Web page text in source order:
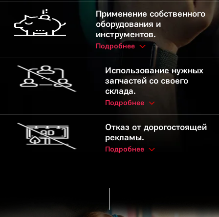
Применение собственного
оборудования и
инструментов.
Подробнее
Использование нужных
запчастей со своего
склада.
Подробнее
Отказ от дорогостоящей
рекламы.
Подробнее